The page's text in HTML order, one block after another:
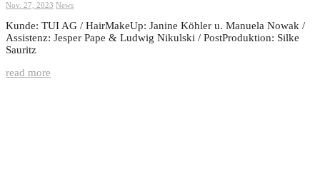
Nov. 27, 2023 News
Kunde: TUI AG / HairMakeUp: Janine Köhler u. Manuela Nowak /
Assistenz: Jesper Pape & Ludwig Nikulski / PostProduktion: Silke
Sauritz
read more